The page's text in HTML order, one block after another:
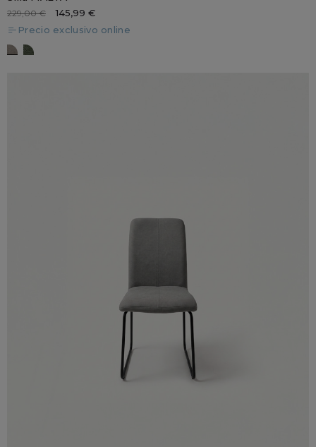
229,00 €
145,99 €
Precio exclusivo online
MALTA gris